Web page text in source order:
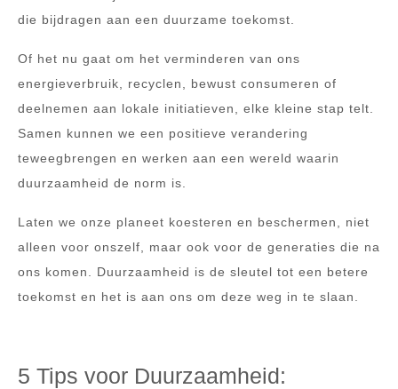
die bijdragen aan een duurzame toekomst.
Of het nu gaat om het verminderen van ons
energieverbruik, recyclen, bewust consumeren of
deelnemen aan lokale initiatieven, elke kleine stap telt.
Samen kunnen we een positieve verandering
teweegbrengen en werken aan een wereld waarin
duurzaamheid de norm is.
Laten we onze planeet koesteren en beschermen, niet
alleen voor onszelf, maar ook voor de generaties die na
ons komen. Duurzaamheid is de sleutel tot een betere
toekomst en het is aan ons om deze weg in te slaan.
5 Tips voor Duurzaamheid: